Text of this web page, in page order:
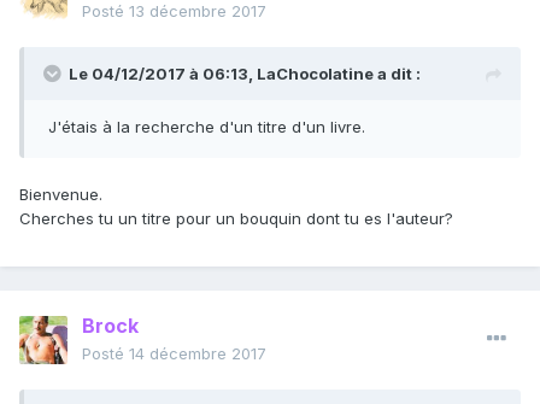
Posté 13 décembre 2017
Le 04/12/2017 à 06:13, LaChocolatinea dit :
J'étais à la recherche d'un titre d'un livre.
Bienvenue.
Cherches tu un titre pour un bouquin dont tu es l'auteur?
Brock
Posté 14 décembre 2017